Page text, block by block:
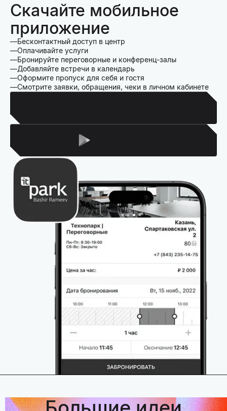
Скачайте мобильное
приложение
Бесконтактный доступ в центр
Оплачивайте услуги
Бронируйте переговорные и конференц-залы
Добавляйте встречи в календарь
Оформите пропуск для себя и гостя
Смотрите заявки, обращения, чеки в личном кабинете